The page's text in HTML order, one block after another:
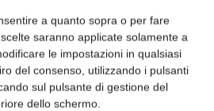
a quanto sopra o per fare
saranno applicate solamente a
le impostazioni in qualsiasi
del consenso, utilizzando i pulsanti
sul pulsante di gestione del
dello schermo.